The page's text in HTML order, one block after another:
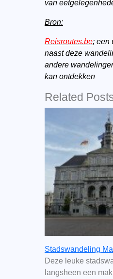
van
Bron:
Reisroutes.be; een
naast deze
andere
kan ontdekken
Related
Stadswandeling
Deze leuke
langsheen een